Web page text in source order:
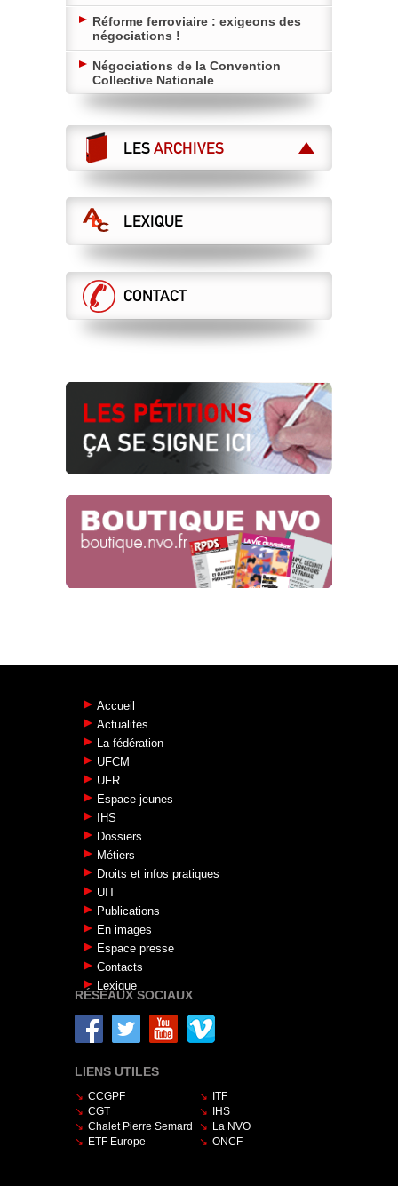
Réforme ferroviaire : exigeons des
négociations !
Négociations de la Convention
Collective Nationale
LESARCHIVES
LEXIQUE
CONTACT
Accueil
Actualités
La fédération
UFCM
UFR
Espace jeunes
IHS
Dossiers
Métiers
Droits et infos pratiques
UIT
Publications
En images
Espace presse
Contacts
Lexique
RÉSEAUX SOCIAUX
LIENS UTILES
CCGPF
CGT
Chalet Pierre Semard
ETF Europe
ITF
IHS
La NVO
ONCF